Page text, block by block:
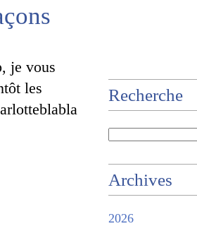
je vous
les
Recherche
Archives
2026